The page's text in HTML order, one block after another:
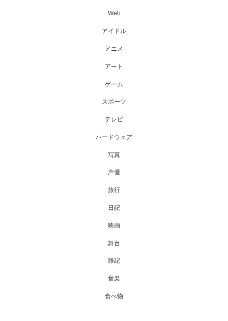
Web
アイドル
アニメ
アート
ゲーム
スポーツ
テレビ
ハードウェア
写真
声優
旅行
日記
映画
舞台
雑記
音楽
食べ物